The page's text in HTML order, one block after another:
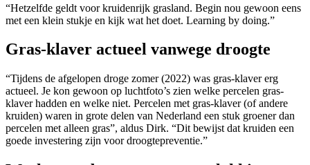
“Hetzelfde geldt voor kruidenrijk grasland. Begin nou gewoon eens
met een klein stukje en kijk wat het doet. Learning by doing.”
Gras-klaver actueel vanwege droogte
“Tijdens de afgelopen droge zomer (2022) was gras-klaver erg
actueel. Je kon gewoon op luchtfoto’s zien welke percelen gras-
klaver hadden en welke niet. Percelen met gras-klaver (of andere
kruiden) waren in grote delen van Nederland een stuk groener dan
percelen met alleen gras”, aldus Dirk. “Dit bewijst dat kruiden een
goede investering zijn voor droogtepreventie.”